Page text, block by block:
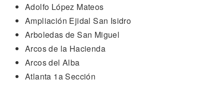
Adolfo López Mateos
Ampliación Ejidal San Isidro
Arboledas de San Miguel
Arcos de la Hacienda
Arcos del Alba
Atlanta 1a Sección